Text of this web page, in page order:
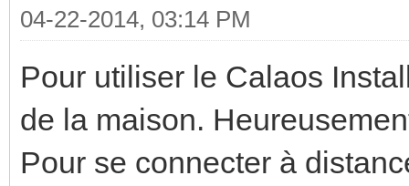
04-22-2014, 03:14 PM
Pour utiliser le Calaos
de la maison.
Pour se connecter à